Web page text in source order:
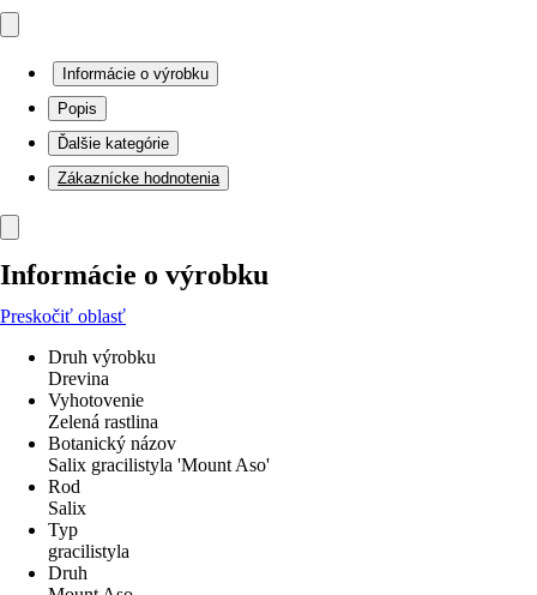
Informácie o výrobku
Popis
Ďalšie kategórie
Zákaznícke hodnotenia
Informácie o výrobku
Preskočiť oblasť
Druh výrobku
Drevina
Vyhotovenie
Zelená rastlina
Botanický názov
Salix gracilistyla 'Mount Aso'
Rod
Salix
Typ
gracilistyla
Druh